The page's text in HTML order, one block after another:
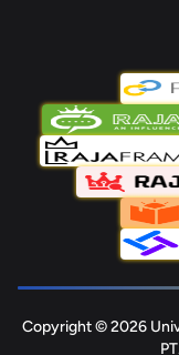
Copyright © 2026